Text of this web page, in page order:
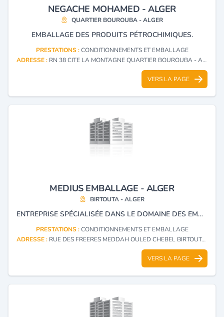
NEGACHE MOHAMED - ALGER
QUARTIER BOUROUBA - ALGER
EMBALLAGE DES PRODUITS PÉTROCHIMIQUES.
PRESTATIONS :CONDITIONNEMENTS ET EMBALLAGE
ADRESSE : RN 38 CITE LA MONTAGNE QUARTIER BOUROUBA - ALGER
VERS LA PAGE
MEDIUS EMBALLAGE - ALGER
BIRTOUTA - ALGER
ENTREPRISE SPÉCIALISÉE DANS LE DOMAINE DES EMBALLAGES FLEXOGRAPHIQUES IMPRESSION, CONTRECOLLAGE, DÈCOUPE ET FABRICATION DE MANCHONS THERMORÉTRACTABLES.
PRESTATIONS :CONDITIONNEMENTS ET EMBALLAGE
ADRESSE : RUE DES FREERES MEDDAH OULED CHEBEL BIRTOUTA - ALGER
VERS LA PAGE